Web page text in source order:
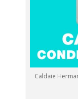
Caldaie